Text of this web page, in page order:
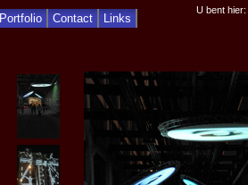
Portfolio Contact Links
U bent